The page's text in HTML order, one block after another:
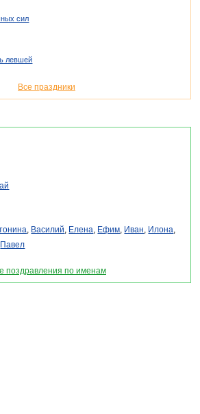
сил
левшей
Все праздники
, Василий, Елена, Ефим, Иван, Илона,
Павел
поздравления по именам